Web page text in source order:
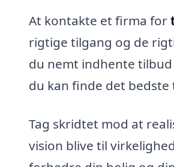
At kontakte et firma for
rigtige tilgang og de
du nemt indhente
du kan finde det
Tag skridtet mod at
vision blive til